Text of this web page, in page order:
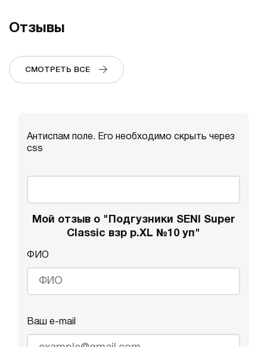
Отзывы
СМОТРЕТЬ ВСЕ
Антиспам поле. Его необходимо скрыть через
css
Мой отзыв о "Подгузники SENI Super
Classic взр р.XL №10 уп"
ФИО
Ваш e-mail